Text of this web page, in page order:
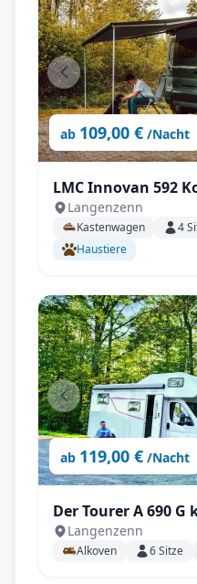
ab 109,00 € /Nacht
LMC Innovan 592
Großes erleben –
Komfort
Langenzenn
Kastenwagen 4
Haustiere
ab 119,00 € /Nacht
Der Tourer A 690
Langenzenn
Alkoven 6Sitze